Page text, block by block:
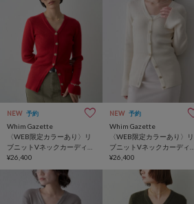
NEW 予約
Whim Gazette
〈WEB限定カラーあり〉リ
ブニットVネックカーディガ
ン
¥26,400
NEW 予約
Whim Gazette
〈WEB限定カラーあり〉リ
ブニットVネックカーディガ
ン
¥26,400